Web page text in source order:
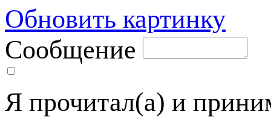
Обновить картинку
Сообщение
Я прочитал(а) и